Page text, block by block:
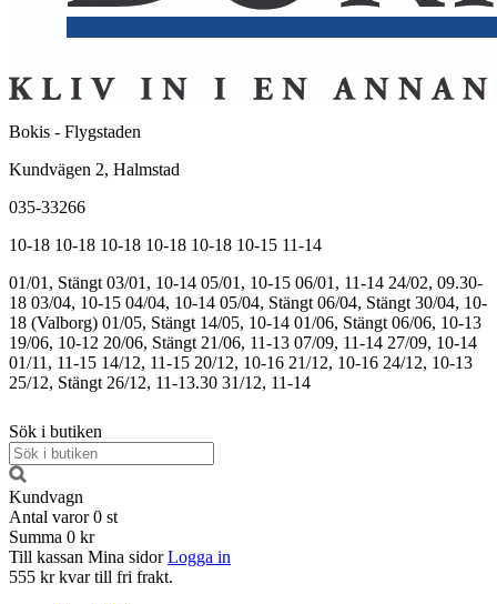
Bokis - Flygstaden
Kundvägen 2, Halmstad
035-33266
10-18 10-18 10-18 10-18 10-18 10-15 11-14
01/01, Stängt 03/01, 10-14 05/01, 10-15 06/01, 11-14 24/02, 09.30-
18 03/04, 10-15 04/04, 10-14 05/04, Stängt 06/04, Stängt 30/04, 10-
18 (Valborg) 01/05, Stängt 14/05, 10-14 01/06, Stängt 06/06, 10-13
19/06, 10-12 20/06, Stängt 21/06, 11-13 07/09, 11-14 27/09, 10-14
01/11, 11-15 14/12, 11-15 20/12, 10-16 21/12, 10-16 24/12, 10-13
25/12, Stängt 26/12, 11-13.30 31/12, 11-14
Sök i butiken
Kundvagn
Antal varor 0 st
Summa 0 kr
Till kassan Mina sidor Logga in
555 kr kvar till fri frakt.